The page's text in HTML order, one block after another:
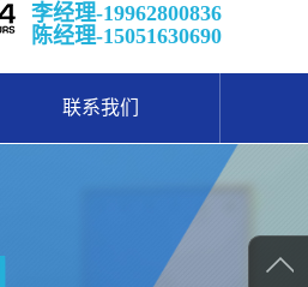
李经理-19962800836
陈经理-15051630690
联系我们